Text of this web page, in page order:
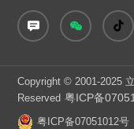
Copyright © 2001-2025
Reserved 粤ICP备
粤ICP备07051012号